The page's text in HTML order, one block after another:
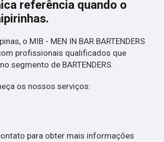
referência quando o
.
o MIB - MEN IN BAR BARTENDERS
profissionais qualificados que
segmento de BARTENDERS.
os nossos serviços:
para obter mais informações